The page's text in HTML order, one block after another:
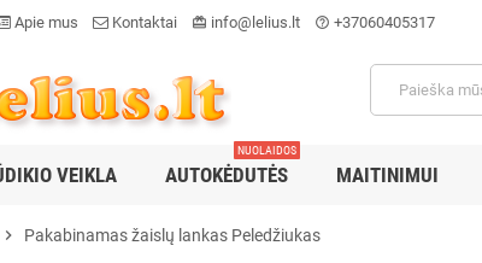
Apie mus Kontaktai card_giftcard info@lelius.lt help_outline +37060405317
VEIKLA AUTOKĖDUTĖS
NUOLAIDOS
MAITINIMUI
chevron_right Pakabinamas žaislų lankas Peledžiukas